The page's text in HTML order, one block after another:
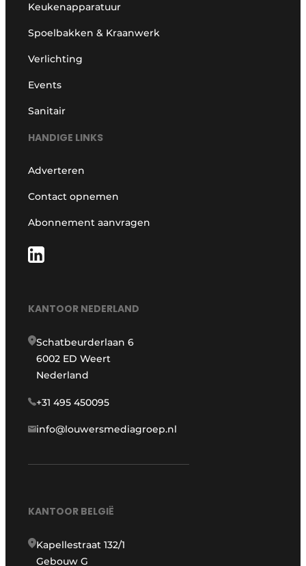
Keukenapparatuur
Spoelbakken & Kraanwerk
Verlichting
Events
Sanitair
HANDIGE LINKS
Adverteren
Contact opnemen
Abonnement aanvragen
KANTOOR NEDERLAND
Schatbeurderlaan 6
6002 ED Weert
Nederland
+31 495 450095
info@louwersmediagroep.nl
KANTOOR BELGIË
Kapellestraat 132/1
Gebouw G